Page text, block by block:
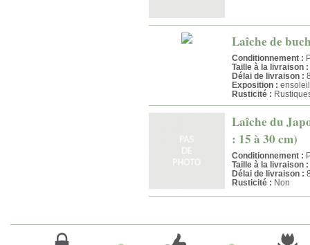
Laîche de
Conditionnement :
Taille à la livraison :
Délai de livraison :
Exposition :
Rusticité :
Laîche du
: 15 à 30 cm)
Conditionnement :
Taille à la livraison :
Délai de livraison :
Rusticité : Non